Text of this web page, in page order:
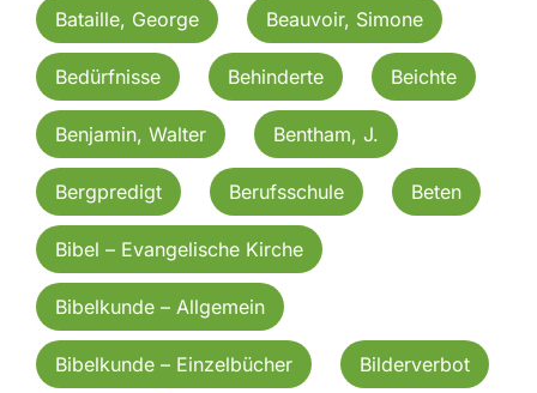
Bataille, George Beauvoir, Simone
Bedürfnisse Behinderte Beichte
Benjamin, Walter Bentham, J.
Bergpredigt Berufsschule Beten
Bibel – Evangelische Kirche
Bibelkunde – Allgemein
Bibelkunde – Einzelbücher Bilderverbot